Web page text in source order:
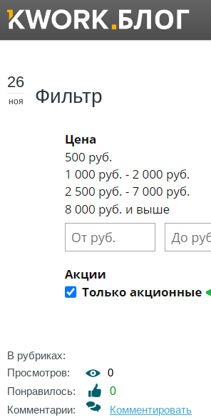
26
ноя Фильтр
В рубриках:
Просмотров:
0
Понравилось:
0
Комментарии:
Комментировать